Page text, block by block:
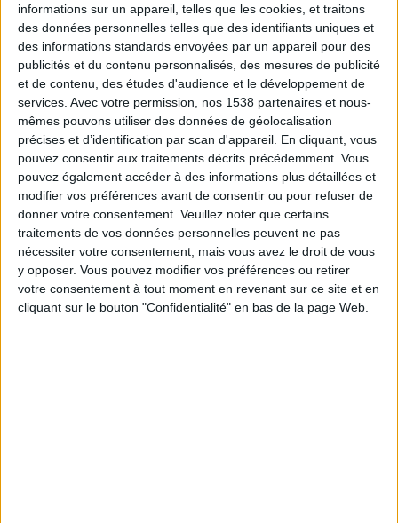
informations sur un appareil, telles que les cookies, et traitons
des données personnelles telles que des identifiants uniques et
des informations standards envoyées par un appareil pour des
publicités et du contenu personnalisés, des mesures de publicité
et de contenu, des études d'audience et le développement de
services. Avec votre permission, nos 1538 partenaires et nous-
mêmes pouvons utiliser des données de géolocalisation
précises et d’identification par scan d'appareil. En cliquant, vous
pouvez consentir aux traitements décrits précédemment. Vous
pouvez également accéder à des informations plus détaillées et
modifier vos préférences avant de consentir ou pour refuser de
donner votre consentement. Veuillez noter que certains
traitements de vos données personnelles peuvent ne pas
nécessiter votre consentement, mais vous avez le droit de vous
y opposer. Vous pouvez modifier vos préférences ou retirer
votre consentement à tout moment en revenant sur ce site et en
cliquant sur le bouton "Confidentialité" en bas de la page Web.
Webinaires en direct Voir tout
Peut-on remplacer la viande par des féculents ?
Consultation diététique du 05/08/2026